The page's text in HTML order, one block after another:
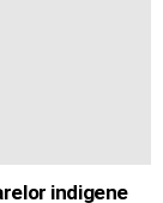
indigene